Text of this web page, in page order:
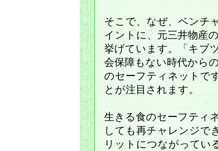
そこで、なぜ、ベンチ
イントに、元三井物産
挙げています。「キブ
会保障もない時代から
のセーフティネットで
とが注目されます。
生きる食のセーフティ
しても再チャレンジで
リットにつながって